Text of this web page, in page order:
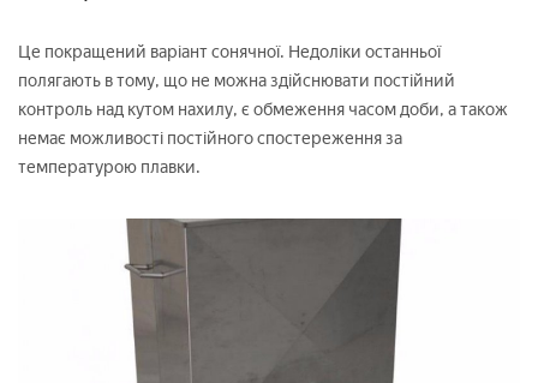
Це покращений варіант сонячної. Недоліки останньої
полягають в тому, що не можна здійснювати постійний
контроль над кутом нахилу, є обмеження часом доби, а також
немає можливості постійного спостереження за
температурою плавки.